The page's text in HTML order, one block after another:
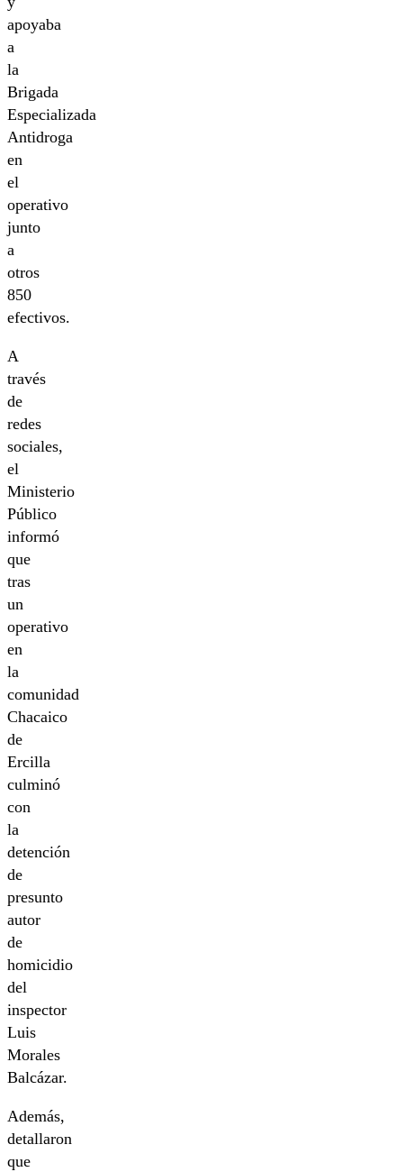
apoyaba
a
la
Brigada
Especializada
Antidroga
en
el
operativo
junto
a
otros
850
efectivos.
A
través
de
redes
sociales,
el
Ministerio
Público
informó
que
tras
un
operativo
en
la
comunidad
Chacaico
de
Ercilla
culminó
con
la
detención
de
presunto
autor
de
homicidio
del
inspector
Luis
Morales
Balcázar.
Además,
detallaron
que